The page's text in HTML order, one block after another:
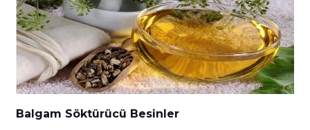
Balgam Söktürücü Besinler